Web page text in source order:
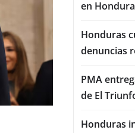
en
Honduras
denuncias
PMA
de El
Honduras